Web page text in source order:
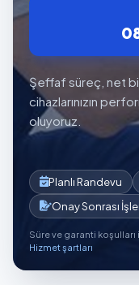
Şeffaf süreç, net
cihazlarınızın
oluyoruz.
Planlı Randevu
Onay Sonrası
Süre ve garanti koşulları
Hizmet şartları